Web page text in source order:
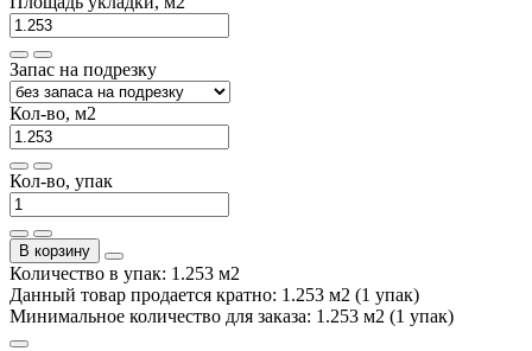
Запас на подрезку
Кол-во, м2
Кол-во, упак
В корзину
Количество в упак: 1.253 м2
Данный товар продается кратно: 1.253 м2 (1 упак)
Минимальное количество для заказа: 1.253 м2 (1 упак)